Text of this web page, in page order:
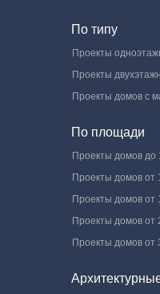
По типу
Проекты
Проекты
Проекты домов с
По площади
Проекты домов до
Проекты домов от
Проекты домов от
Проекты домов от
Проекты домов от